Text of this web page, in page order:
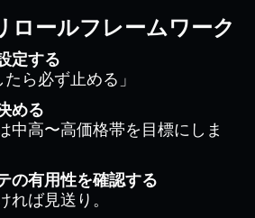
ロールフレームワーク
定する
ら必ず止める」
める
中高〜高価格帯を目標にしま
の有用性を確認する
れば見送り。